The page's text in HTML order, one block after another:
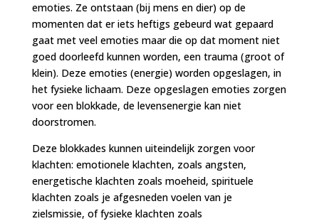
emoties. Ze ontstaan (bij mens en dier) op de
momenten dat er iets heftigs gebeurd wat gepaard
gaat met veel emoties maar die op dat moment niet
goed doorleefd kunnen worden, een trauma (groot of
klein). Deze emoties (energie) worden opgeslagen, in
het fysieke lichaam. Deze opgeslagen emoties zorgen
voor een blokkade, de levensenergie kan niet
doorstromen.
Deze blokkades kunnen uiteindelijk zorgen voor
klachten: emotionele klachten, zoals angsten,
energetische klachten zoals moeheid, spirituele
klachten zoals je afgesneden voelen van je
zielsmissie, of fysieke klachten zoals